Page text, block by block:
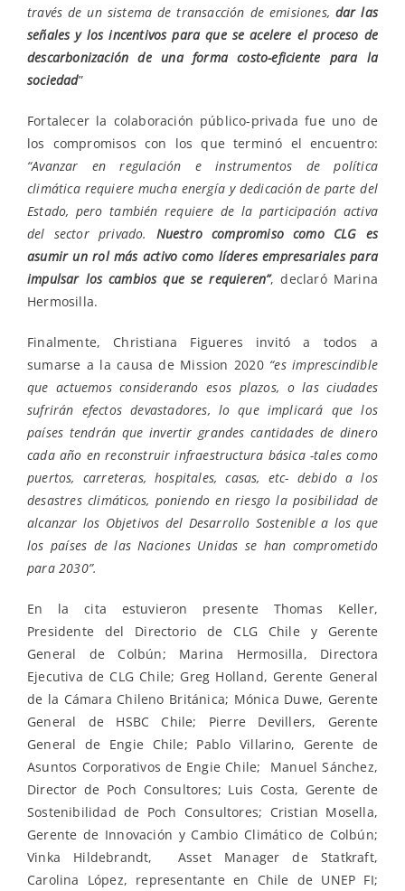
través de un sistema de transacción de emisiones, dar las
señales y los incentivos para que se acelere el proceso de
descarbonización de una forma costo-eficiente para la
sociedad”
Fortalecer la colaboración público-privada fue uno de
los compromisos con los que terminó el encuentro:
“Avanzar en regulación e instrumentos de política
climática requiere mucha energía y dedicación de parte del
Estado, pero también requiere de la participación activa
del sector privado. Nuestro compromiso como CLG es
asumir un rol más activo como líderes empresariales para
impulsar los cambios que se requieren”, declaró Marina
Hermosilla.
Finalmente, Christiana Figueres invitó a todos a
sumarse a la causa de Mission 2020 “es imprescindible
que actuemos considerando esos plazos, o las ciudades
sufrirán efectos devastadores, lo que implicará que los
países tendrán que invertir grandes cantidades de dinero
cada año en reconstruir infraestructura básica -tales como
puertos, carreteras, hospitales, casas, etc- debido a los
desastres climáticos, poniendo en riesgo la posibilidad de
alcanzar los Objetivos del Desarrollo Sostenible a los que
los países de las Naciones Unidas se han comprometido
para 2030”.
En la cita estuvieron presente Thomas Keller,
Presidente del Directorio de CLG Chile y Gerente
General de Colbún; Marina Hermosilla, Directora
Ejecutiva de CLG Chile; Greg Holland, Gerente General
de la Cámara Chileno Británica; Mónica Duwe, Gerente
General de HSBC Chile; Pierre Devillers, Gerente
General de Engie Chile; Pablo Villarino, Gerente de
Asuntos Corporativos de Engie Chile; Manuel Sánchez,
Director de Poch Consultores; Luis Costa, Gerente de
Sostenibilidad de Poch Consultores; Cristian Mosella,
Gerente de Innovación y Cambio Climático de Colbún;
Vinka Hildebrandt, Asset Manager de Statkraft,
Carolina López, representante en Chile de UNEP FI;